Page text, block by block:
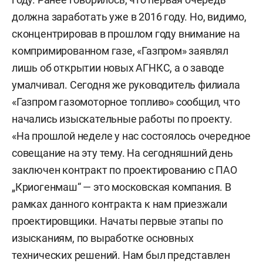
должна заработать уже в 2016 году. Но, видимо,
сконцентрировав в прошлом году внимание на
компримированном газе, «Газпром» заявлял
лишь об открытии новых АГНКС, а о заводе
умалчивал. Сегодня же руководитель филиала
«Газпром газомоторное топливо» сообщил, что
начались изыскательные работы по проекту.
«На прошлой неделе у нас состоялось очередное
совещание на эту тему. На сегодняшний день
заключен контракт по проектированию с ПАО
„Криогенмаш“ — это московская компания. В
рамках данного контракта к нам приезжали
проектировщики. Начаты первые этапы по
изысканиям, по выработке основных
технических решений. Нам был представлен